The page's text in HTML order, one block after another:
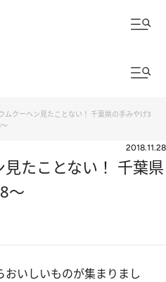
ムクーヘン見たことない！ 千葉県の手みやげ3
2018.11.28
たことない！ 千葉県
～
いしいものが集まりまし